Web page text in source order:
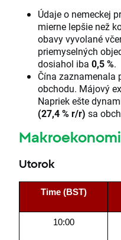
Údaje o nemeckej
mierne lepšie než
obavy vyvolané
priemyselných
dosiahol iba 0,5 %.
Čína zaznamenala
obchodu. Májový
Napriek ešte
(27,4 % r/r) sa
Utorok
Time (BST)
10:00